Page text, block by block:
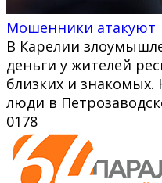
Мошенники атакуют
В Карелии
деньги у жителей
близких и знакомых.
люди в
0178